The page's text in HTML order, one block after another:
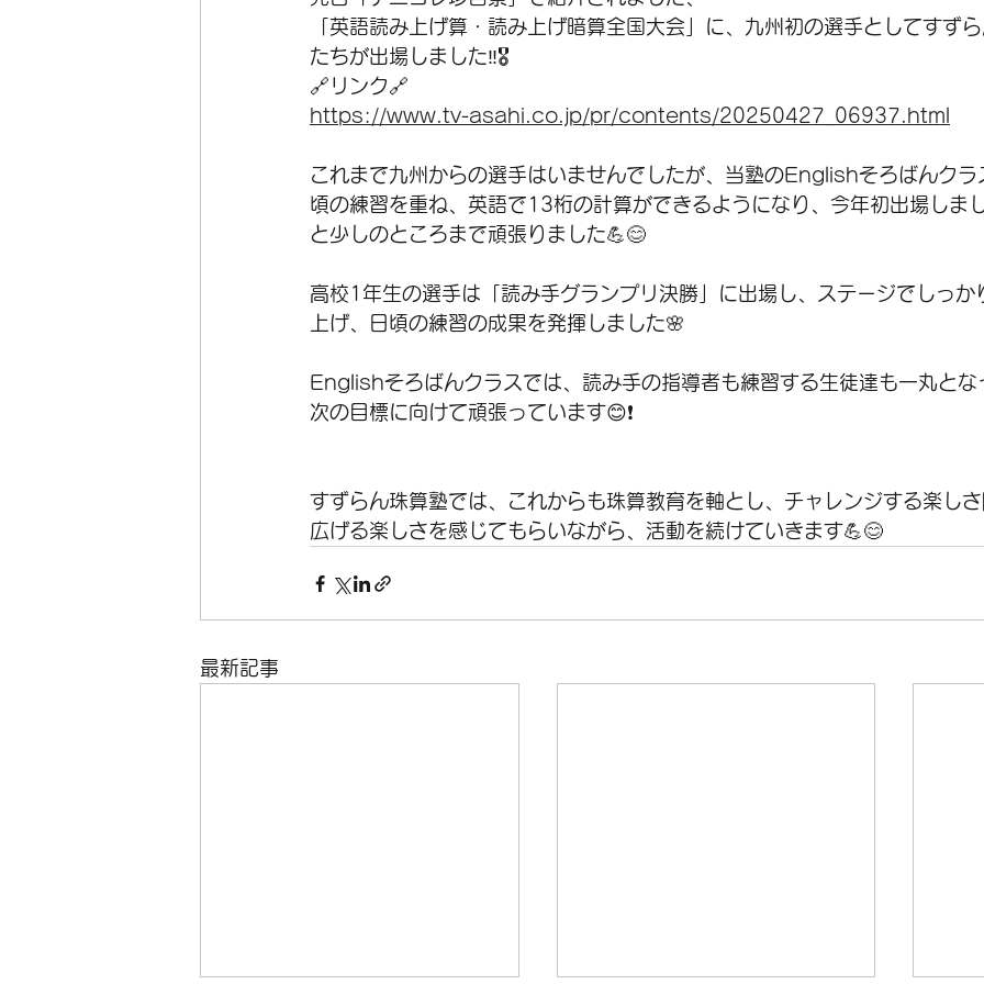
「英語読み上げ算・読み上げ暗算全国大会」に、九州初の選手としてすず
たちが出場しました‼️🎖️
🔗リンク🔗
https://www.tv-asahi.co.jp/pr/contents/20250427_06937.html
これまで九州からの選手はいませんでしたが、当塾のEnglishそろばんクラ
頃の練習を重ね、英語で13桁の計算ができるようになり、今年初出場しまし
と少しのところまで頑張りました💪😊
高校1年生の選手は「読み手グランプリ決勝」に出場し、ステージでしっか
上げ、日頃の練習の成果を発揮しました🌸
Englishそろばんクラスでは、読み手の指導者も練習する生徒達も一丸とな
次の目標に向けて頑張っています😊❗️
すずらん珠算塾では、これからも珠算教育を軸とし、チャレンジする楽し
広げる楽しさを感じてもらいながら、活動を続けていきます💪😊
最新記事